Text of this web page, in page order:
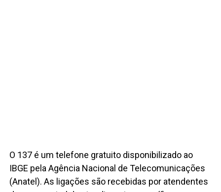
O 137 é um telefone gratuito disponibilizado ao
IBGE pela Agência Nacional de Telecomunicações
(Anatel). As ligações são recebidas por atendentes